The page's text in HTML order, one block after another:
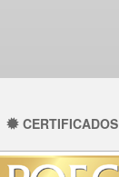
CERTIFICADOS